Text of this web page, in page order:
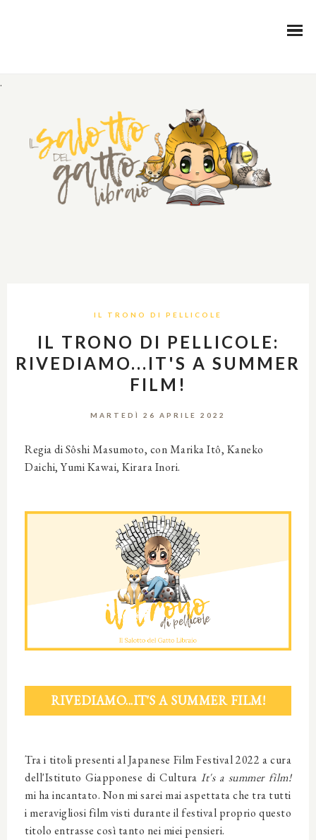
.
IL TRONO DI PELLICOLE
IL TRONO DI PELLICOLE:
RIVEDIAMO...IT'S A SUMMER
FILM!
MARTEDÌ 26 APRILE 2022
Regia di Sôshi Masumoto, con Marika Itô, Kaneko
Daichi, Yumi Kawai, Kirara Inori.
RIVEDIAMO...IT'S A SUMMER FILM!
Tra i titoli presenti al Japanese Film Festival 2022 a cura
dell'Istituto Giapponese di CulturaIt's a summer film!
mi ha incantato. Non mi sarei mai aspettata che tra tutti
i meravigliosi film visti durante il festival proprio questo
titolo entrasse così tanto nei miei pensieri.